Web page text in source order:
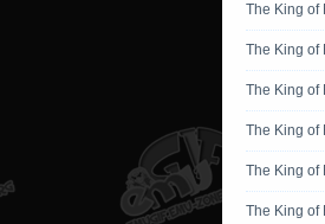
The King of
The King of
The King of
The King of
The King of
The King of